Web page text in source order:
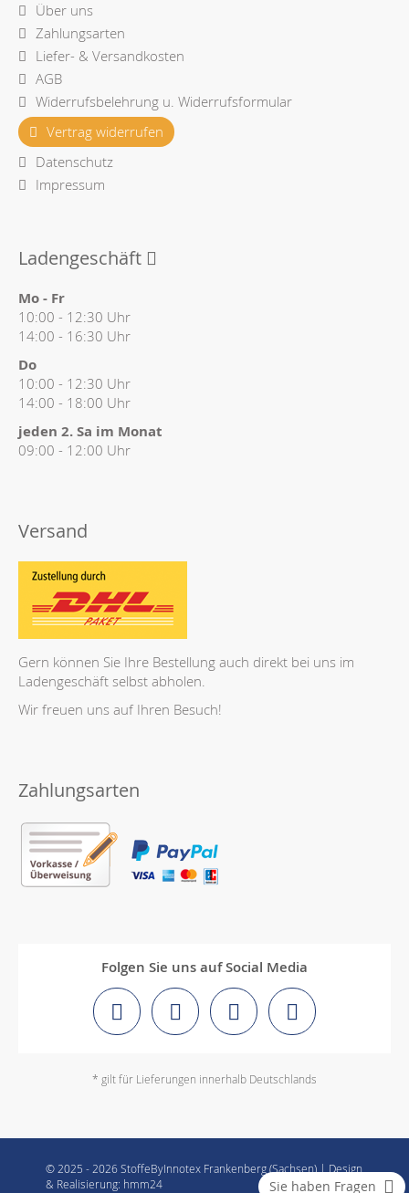
Über uns
Zahlungsarten
Liefer- & Versandkosten
AGB
Widerrufsbelehrung u. Widerrufsformular
Vertrag widerrufen
Datenschutz
Impressum
Ladengeschäft
Mo - Fr
10:00 - 12:30 Uhr
14:00 - 16:30 Uhr
Do
10:00 - 12:30 Uhr
14:00 - 18:00 Uhr
jeden 2. Sa im Monat
09:00 - 12:00 Uhr
Versand
Gern können Sie Ihre Bestellung auch direkt bei uns im
Ladengeschäft selbst abholen.
Wir freuen uns auf Ihren Besuch!
Zahlungsarten
Folgen Sie uns auf Social Media
* gilt für Lieferungen innerhalb Deutschlands
Sie haben Fragen
© 2025 - 2026 StoffeByInnotex Frankenberg (Sachsen) | Design
& Realisierung: hmm24